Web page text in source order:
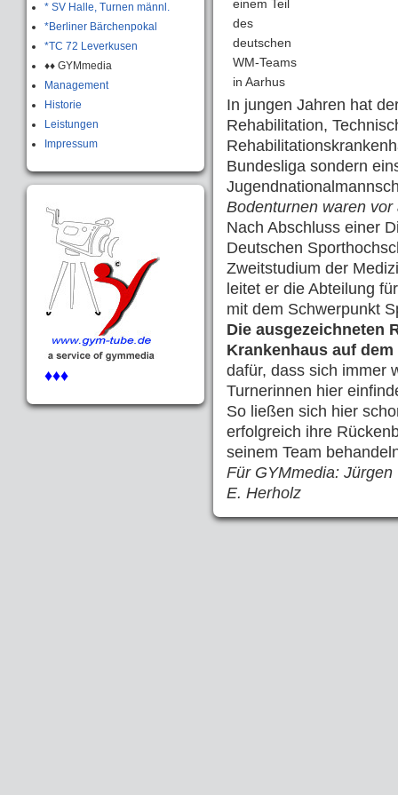
* SV Halle, Turnen männl.
*Berliner Bärchenpokal
*TC 72 Leverkusen
♦♦ GYMmedia
Management
Historie
Leistungen
Impressum
♦♦♦
einem Teil
des
deutschen
WM-Teams
in Aarhus
In jungen Jahren hat
Rehabilitation,
Bundesliga sondern
Bodenturnen waren
Nach Abschluss einer
Deutschen
Zweitstudium der
leitet er die Abteilung
mit dem Schwerpunkt
Die ausgezeichneten
Krankenhaus auf
dafür, dass sich immer
Turnerinnen hier
So ließen sich hier
erfolgreich ihre
seinem Team
Für GYMmedia: Jürgen
E. Herholz